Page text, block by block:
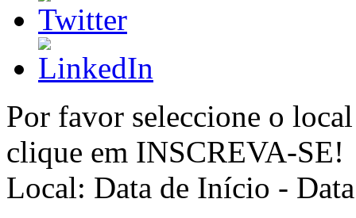
Por favor seleccione o
clique em INSCREVA-SE!
Local: Data de Início -